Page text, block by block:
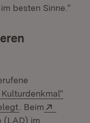
besten Sinne.“
. Beim
(LAD) im